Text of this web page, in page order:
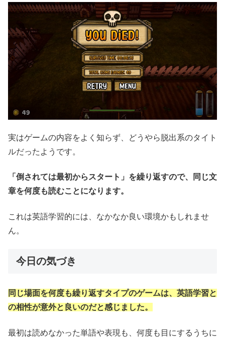
実はゲームの内容をよく知らず、どうやら脱出系のタイト
ルだったようです。
「倒されては最初からスタート」を繰り返すので、同じ文
章を何度も読むことになります。
これは英語学習的には、なかなか良い環境かもしれませ
ん。
今日の気づき
同じ場面を何度も繰り返すタイプのゲームは、英語学習と
の相性が意外と良いのだと感じました。
最初は読めなかった単語や表現も、何度も目にするうちに